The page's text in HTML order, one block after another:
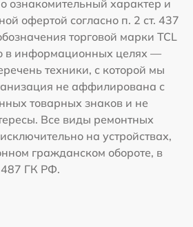
ознакомительный характер и
офертой согласно п. 2 ст. 437
торговой марки TCL
в информационных целях —
техники, с которой мы
не аффилирована с
товарных знаков и не
Все виды ремонтных
на устройствах,
гражданском обороте, в
ГК РФ.